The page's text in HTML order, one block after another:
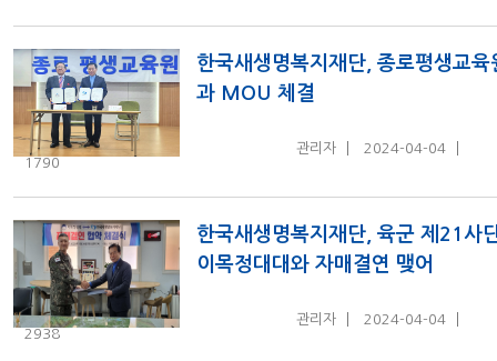
한국새생명복지재단, 종로평생교육
과 MOU 체결
관리자
2024-04-04
1790
한국새생명복지재단, 육군 제21사
이목정대대와 자매결연 맺어
관리자
2024-04-04
2938